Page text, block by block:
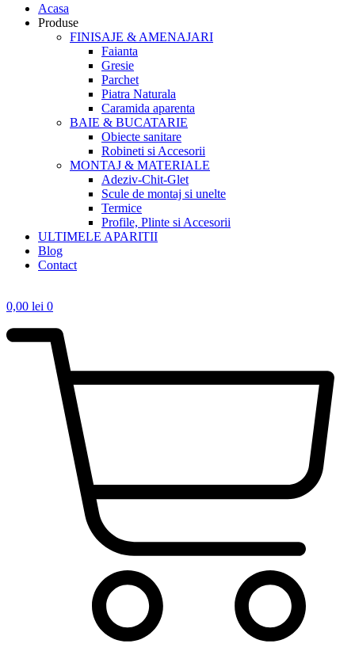
Acasa
Produse
FINISAJE & AMENAJARI
Faianta
Gresie
Parchet
Piatra Naturala
Caramida aparenta
BAIE & BUCATARIE
Obiecte sanitare
Robineti si Accesorii
MONTAJ & MATERIALE
Adeziv-Chit-Glet
Scule de montaj si unelte
Termice
Profile, Plinte si Accesorii
ULTIMELE APARITII
Blog
Contact
0,00 lei 0